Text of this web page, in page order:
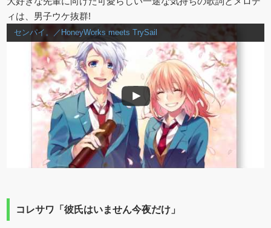
ィは、男子ウケ抜群!
センパイ。／HoneyWorks meets TrySail
コレサワ「彼氏はいません今夜だけ」